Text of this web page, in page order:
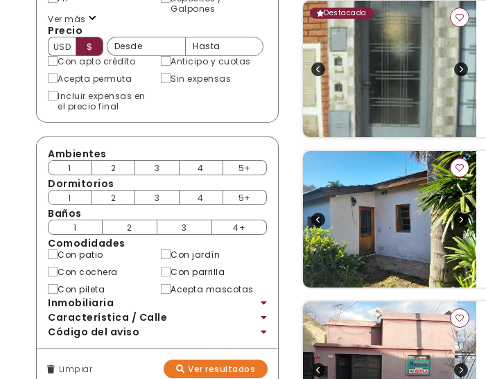
Galpones
Ver más
Precio
USD
$
Con apto crédito
Anticipo y cuotas
Acepta permuta
Sin expensas
Incluir expensas en
el precio final
Ambientes
1 2 3 4 5+
Dormitorios
1 2 3 4 5+
Baños
1 2 3 4+
Comodidades
Con patio
Con jardín
Con cochera
Con parrilla
Con pileta
Acepta mascotas
Inmobiliaria
Característica / Calle
Código del aviso
Limpiar Ver resultados
Destacada